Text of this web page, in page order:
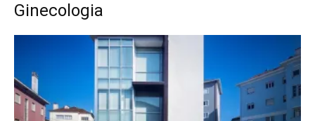
Ginecologia